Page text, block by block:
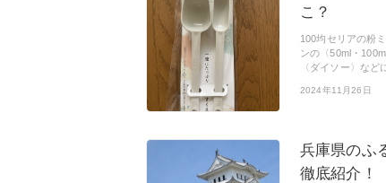
こ？
100均セリアの粉
ンの〈50ml・
〈ダイソー〉な
2024年11月26日
兵庫県のふ
徹底紹介！